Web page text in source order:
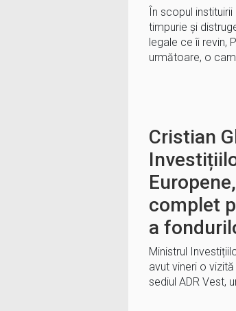
În scopul
timpurie şi
legale ce îi revin,
următoare, o
Cristian
complet
a
Ministrul
avut vineri o
sediul ADR Vest,